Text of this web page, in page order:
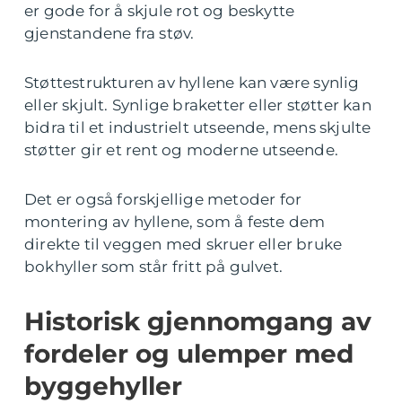
er gode for å skjule rot og beskytte
gjenstandene fra støv.
Støttestrukturen av hyllene kan være synlig
eller skjult. Synlige braketter eller støtter kan
bidra til et industrielt utseende, mens skjulte
støtter gir et rent og moderne utseende.
Det er også forskjellige metoder for
montering av hyllene, som å feste dem
direkte til veggen med skruer eller bruke
bokhyller som står fritt på gulvet.
Historisk gjennomgang av
fordeler og ulemper med
byggehyller